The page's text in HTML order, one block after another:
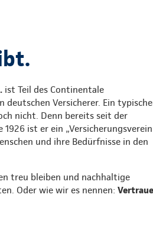
ist Teil des Continentale
deutschen Versicherer. Ein
nicht. Denn bereits seit der
ist er ein „Versicherungsverein
und ihre Bedürfnisse in den
treu bleiben und nachhaltige
Oder wie wir es nennen: